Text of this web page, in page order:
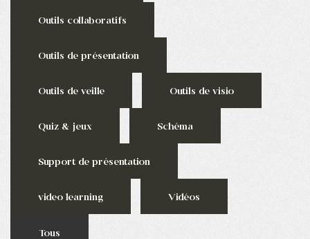
Outils collaboratifs
Outils de présentation
Outils de veille Outils de visio
Quiz & jeux Schéma
Support de présentation
video learning Vidéos
Tous